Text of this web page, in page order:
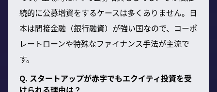
続的に公募増資をするケースは多くありません。日
本は間接金融（銀行融資）が強い国なので、コーポ
レートローンや特殊なファイナンス手法が主流で
す。
Q. スタートアップが赤字でもエクイティ投資を受